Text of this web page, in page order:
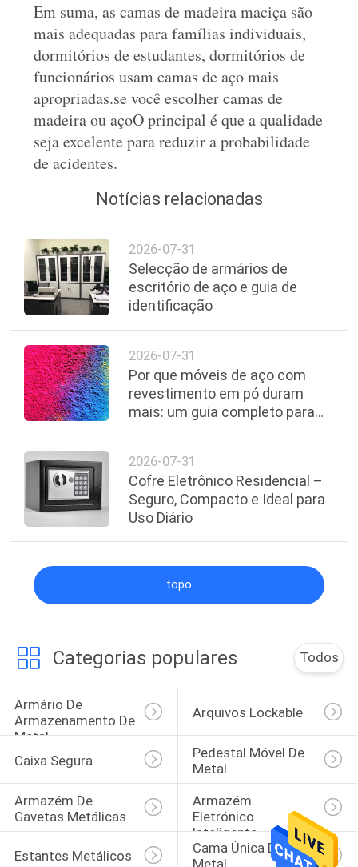
Em suma, as camas de madeira maciça são
mais adequadas para famílias individuais,
dormitórios de estudantes, dormitórios de
funcionários usam camas de aço mais
apropriadas.se você escolher camas de
madeira ou açoO principal é que a qualidade
seja excelente para reduzir a probabilidade
de acidentes.
Notícias relacionadas
2026-07-31
Selecção de armários de
escritório de aço e guia de
identificação
2026-07-31
Por que móveis de aço com
revestimento em pó duram
mais: um guia completo para
2026-07-31
Cofre Eletrônico Residencial –
Seguro, Compacto e Ideal para
Uso Diário
topo
Categorias populares Todos
Armário De
Armazenamento De
Metal
Arquivos Lockable
Caixa Segura
Pedestal Móvel De
Metal
Armazém De
Gavetas Metálicas
Armazém
Eletrónico
Inteligente
Estantes Metálicos
Cama Única De